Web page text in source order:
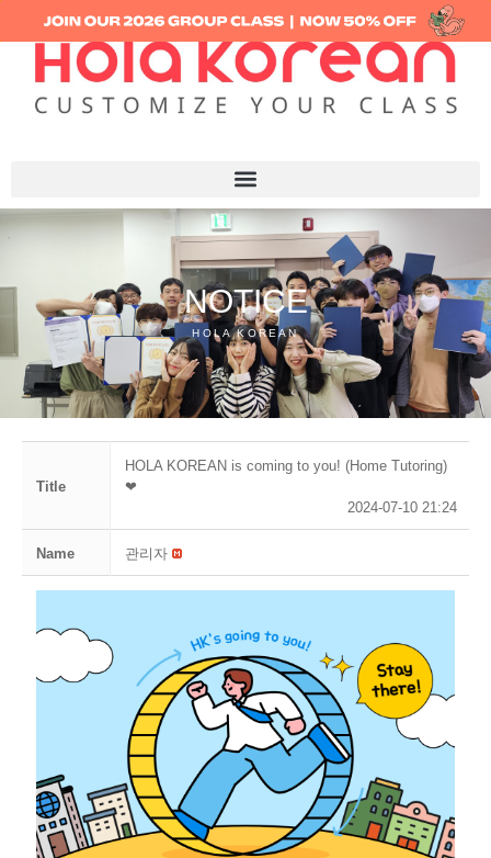
NOTICE
HOLA KOREAN
Title
HOLA KOREAN is coming to you! (Home Tutoring)
❤
2024-07-10 21:24
Name 관리자